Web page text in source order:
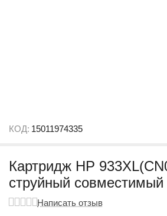
КОД: 15011974335
Картридж HP
струйный совместимый
Написать отзыв